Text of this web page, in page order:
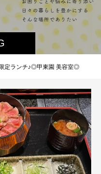
定ランチ♪◎甲東園 美容室◎